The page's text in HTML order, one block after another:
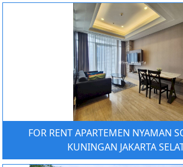
FOR RENT APARTEMEN NYAMAN
KUNINGAN JAKARTA